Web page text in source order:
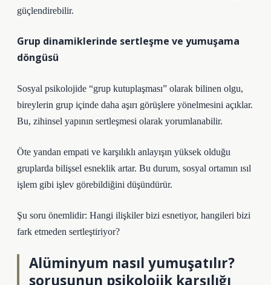
güçlendirebilir.
Grup dinamiklerinde sertleşme ve yumuşama
döngüsü
Sosyal psikolojide “grup kutuplaşması” olarak bilinen olgu,
bireylerin grup içinde daha aşırı görüşlere yönelmesini açıklar.
Bu, zihinsel yapının sertleşmesi olarak yorumlanabilir.
Öte yandan empati ve karşılıklı anlayışın yüksek olduğu
gruplarda bilişsel esneklik artar. Bu durum, sosyal ortamın ısıl
işlem gibi işlev görebildiğini düşündürür.
Şu soru önemlidir: Hangi ilişkiler bizi esnetiyor, hangileri bizi
fark etmeden sertleştiriyor?
Alüminyum nasıl yumuşatılır?
sorusunun psikolojik karşılığı